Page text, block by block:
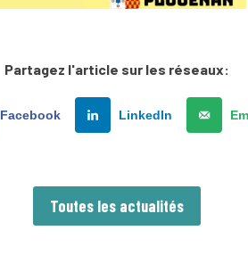
Partagez l'article sur les réseaux:
Facebook LinkedIn
Toutes les actualités